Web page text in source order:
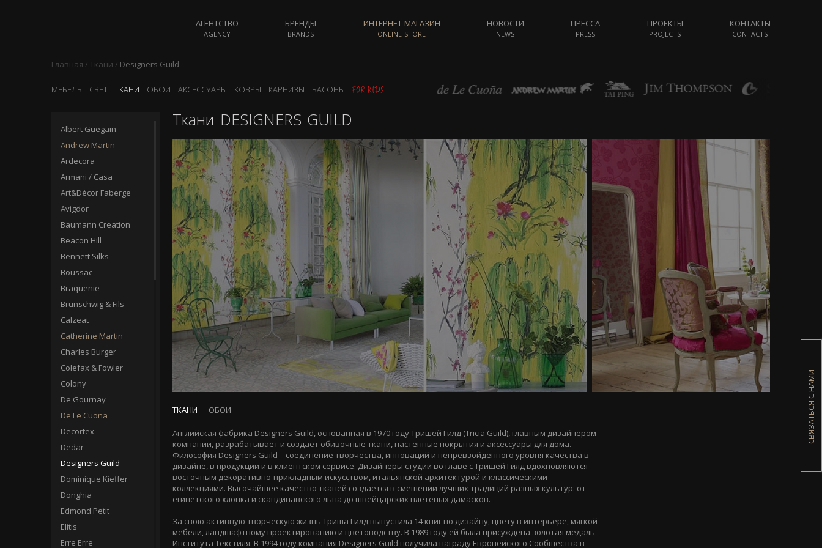
СВЯЗАТЬСЯ С НАМИ
АГЕНТСТВО
AGENCY
БРЕНДЫ
BRANDS
ИНТЕРНЕТ-МАГАЗИН
ONLINE-STORE
НОВОСТИ
NEWS
ПРЕССА
PRESS
ПРОЕКТЫ
PROJECTS
КОНТАКТЫ
CONTACTS
Главная / Ткани / Designers Guild
МЕБЕЛЬ СВЕТ ТКАНИ ОБОИ АКСЕССУАРЫ КОВРЫ КАРНИЗЫ БАСОНЫ
Albert Guegain
Andrew Martin
Ardecora
Armani / Casa
Art&Décor Faberge
Avigdor
Baumann Creation
Beacon Hill
Bennett Silks
Boussac
Braquenie
Brunschwig & Fils
Calzeat
Catherine Martin
Charles Burger
Colefax & Fowler
Colony
De Gournay
De Le Cuona
Decortex
Dedar
Designers Guild
Dominique Kieffer
Donghia
Edmond Petit
Elitis
Erre Erre
Ткани DESIGNERS GUILD
ТКАНИ ОБОИ
Английская фабрика Designers Guild, основанная в 1970 году Тришей Гилд (Tricia Guild), главным дизайнером
компании, разрабатывает и создает обивочные ткани, настенные покрытия и аксессуары для дома.
Философия Designers Guild – соединение творчества, инноваций и непревзойденного уровня качества в
дизайне, в продукции и в клиентском сервисе. Дизайнеры студии во главе с Тришей Гилд вдохновляются
восточным декоративно-прикладным искусством, итальянской архитектурой и классическими
коллекциями. Высочайшее качество тканей создается в смешении лучших традиций разных культур: от
египетского хлопка и скандинавского льна до швейцарских плетеных дамасков.
За свою активную творческую жизнь Триша Гилд выпустила 14 книг по дизайну, цвету в интерьере, мягкой
мебели, ландшафтному проектированию и цветоводству. В 1989 году ей была присуждена золотая медаль
Института Текстиля. В 1994 году компания Designers Guild получила награду Европейского Сообщества в